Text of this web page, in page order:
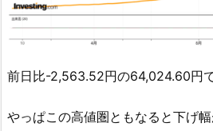
前日比-2,563.52円の64,024.60円で
やっぱこの高値圏ともなると下げ